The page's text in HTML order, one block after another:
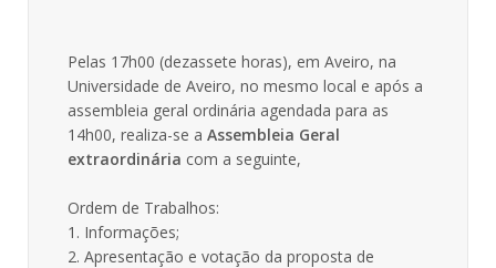
Pelas 17h00 (dezassete horas), em Aveiro, na
Universidade de Aveiro, no mesmo local e após a
assembleia geral ordinária agendada para as
14h00, realiza-se a Assembleia Geral
extraordinária com a seguinte,
Ordem de Trabalhos:
1. Informações;
2. Apresentação e votação da proposta de